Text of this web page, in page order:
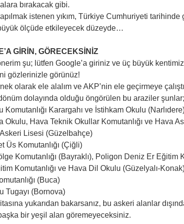
bırakacak gibi.
istenen yıkım, Türkiye Cumhuriyeti
ölçüde etkileyecek düzeyde…
GİRİN, GÖRECEKSİNİZ
şu; lütfen Google’a giriniz ve üç büyük
gözlerinizle görünüz!
olarak ele alalım ve AKP’nin ele geçirmeye
dolayında olduğu öngörülen bu araziler şunlar;
Komutanlığı Karargahı ve İstihkam Okulu
Okulu, Hava Teknik Okullar Komutanlığı ve Hava
Lisesi (Güzelbahçe)
Üs Komutanlığı (Çiğli)
Komutanlığı (Bayraklı), Poligon Deniz Er Eğitim
Komutanlığı ve Hava Dil Okulu (Güzelyalı-
(Buca)
Tugayı (Bornova)
yukarıdan bakarsanız, bu askeri alanlar
bir yeşil alan göremeyeceksiniz.